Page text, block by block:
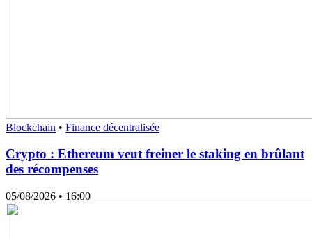
Blockchain • Finance décentralisée
Crypto : Ethereum veut freiner le staking en brûlant
des récompenses
05/08/2026 • 16:00